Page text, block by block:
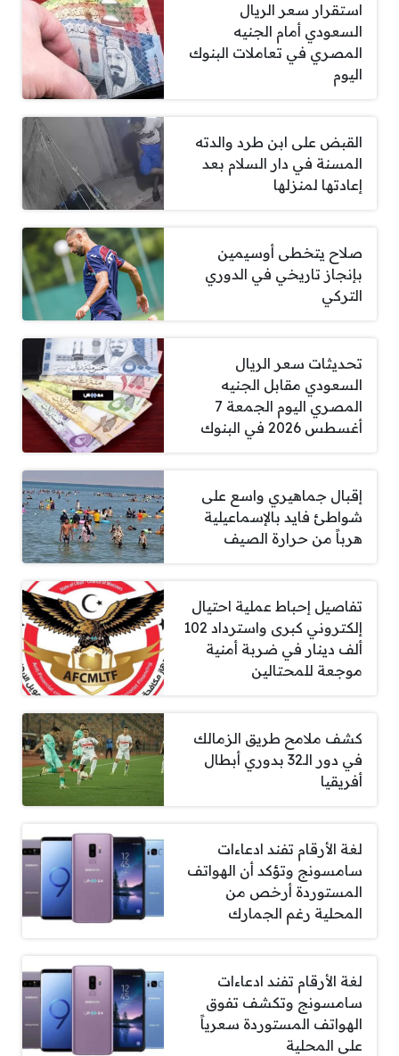
استقرار سعر الريال
السعودي أمام الجنيه
المصري في تعاملات البنوك
اليوم
القبض على ابن طرد والدته
المسنة في دار السلام بعد
إعادتها لمنزلها
صلاح يتخطى أوسيمين
بإنجاز تاريخي في الدوري
التركي
تحديثات سعر الريال
السعودي مقابل الجنيه
المصري اليوم الجمعة 7
أغسطس 2026 في البنوك
إقبال جماهيري واسع على
شواطئ فايد بالإسماعيلية
هرباً من حرارة الصيف
تفاصيل إحباط عملية احتيال
إلكتروني كبرى واسترداد 102
ألف دينار في ضربة أمنية
موجعة للمحتالين
كشف ملامح طريق الزمالك
في دور الـ32 بدوري أبطال
أفريقيا
لغة الأرقام تفند ادعاءات
سامسونج وتؤكد أن الهواتف
المستوردة أرخص من
المحلية رغم الجمارك
لغة الأرقام تفند ادعاءات
سامسونج وتكشف تفوق
الهواتف المستوردة سعرياً
على المحلية